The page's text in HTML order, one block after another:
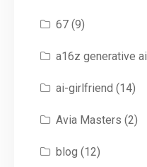
67(9)
a16z generative ai
ai-girlfriend (14)
Avia Masters (2)
blog (12)